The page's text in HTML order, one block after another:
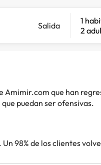
Salida
1
2
que han
puedan ser ofensivas.
98% de los clientes